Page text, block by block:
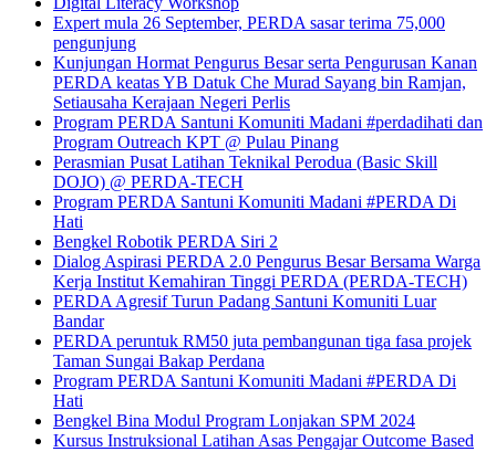
Expert mula 26 September, PERDA sasar terima 75,000
pengunjung
Kunjungan Hormat Pengurus Besar serta Pengurusan Kanan
PERDA keatas YB Datuk Che Murad Sayang bin Ramjan,
Setiausaha Kerajaan Negeri Perlis
Program PERDA Santuni Komuniti Madani #perdadihati dan
Program Outreach KPT @ Pulau Pinang
Perasmian Pusat Latihan Teknikal Perodua (Basic Skill
DOJO) @ PERDA-TECH
Program PERDA Santuni Komuniti Madani #PERDA Di
Hati
Bengkel Robotik PERDA Siri 2
Dialog Aspirasi PERDA 2.0 Pengurus Besar Bersama Warga
Kerja Institut Kemahiran Tinggi PERDA (PERDA-TECH)
PERDA Agresif Turun Padang Santuni Komuniti Luar
Bandar
PERDA peruntuk RM50 juta pembangunan tiga fasa projek
Taman Sungai Bakap Perdana
Program PERDA Santuni Komuniti Madani #PERDA Di
Hati
Bengkel Bina Modul Program Lonjakan SPM 2024
Kursus Instruksional Latihan Asas Pengajar Outcome Based